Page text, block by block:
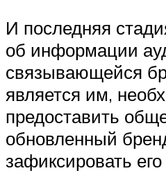
И последняя
об информации
связывающейся
является им,
предоставить
обновленный
зафиксировать